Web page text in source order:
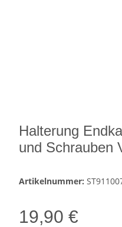
Halterung
und Schrauben
Artikelnummer:
19,90 €